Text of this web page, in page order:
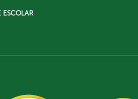
ESCOLAR